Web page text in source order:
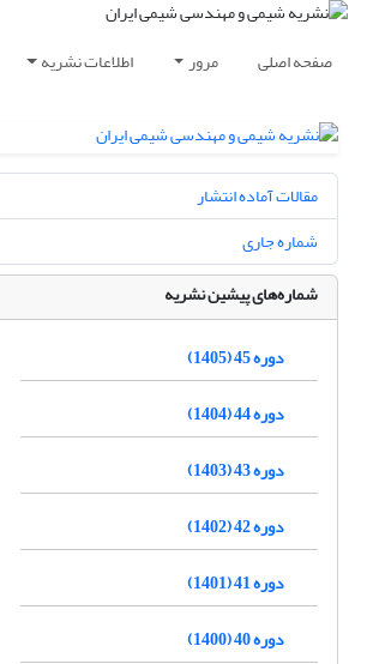
صفحه اصلی مرور اطلاعات نشریه
مقالات آماده انتشار
شماره جاری
شماره‌های پیشین نشریه
دوره 45 (1405)
دوره 44 (1404)
دوره 43 (1403)
دوره 42 (1402)
دوره 41 (1401)
دوره 40 (1400)